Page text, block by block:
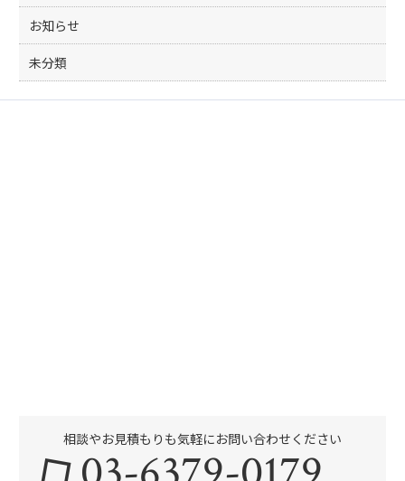
お知らせ
未分類
相談やお見積もりも気軽にお問い合わせください